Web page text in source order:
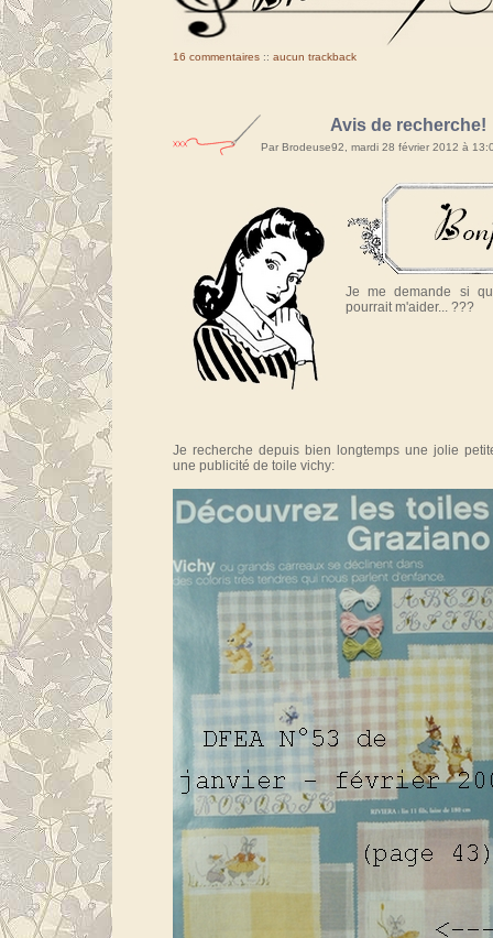
16 commentaires :: aucun trackback
Avis de recherche!
Par Brodeuse92, mardi 28 février 2012 à
Je me demande si
pourrait m'aider... ???
Je recherche depuis bien longtemps une jolie
une publicité de toile vichy: